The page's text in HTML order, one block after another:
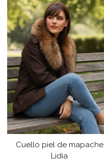
Cuello piel de mapache
Lidia